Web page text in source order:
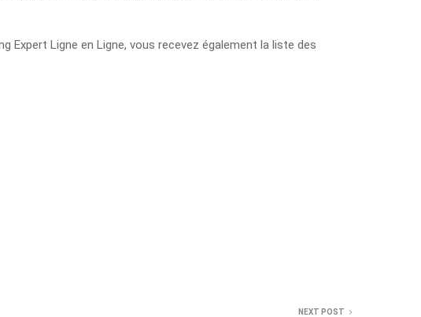
Expert Ligne en Ligne, vous recevez également la liste des
NEXT POST